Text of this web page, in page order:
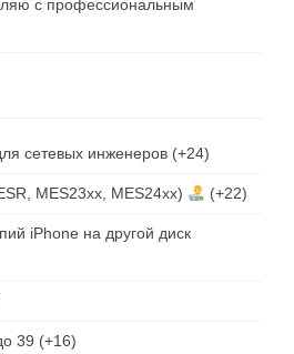
с профессиональным
сетевых инженеров +24
MES23xx, MES24xx) +22
iPhone на другой диск
39 +16